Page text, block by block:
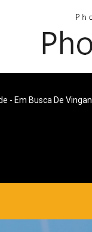
- Em Busca De